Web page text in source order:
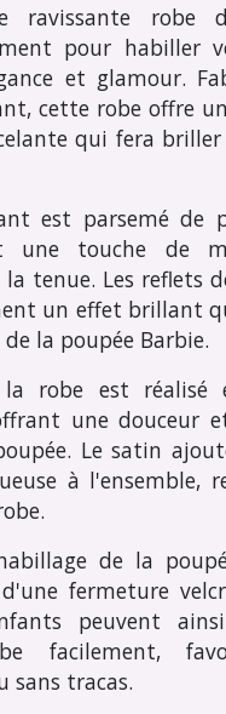
ravissante robe
pour habiller
et glamour.
cette robe offre
qui fera briller
est parsemé de
une touche de
tenue. Les reflets
un effet brillant
la poupée Barbie.
la robe est réalisé
une douceur
Le satin
à l'ensemble,
de la
fermeture
peuvent
facilement,
sans tracas.